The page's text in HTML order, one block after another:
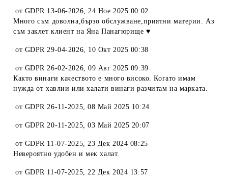
от GDPR 13-06-2026,24 Ное 2025 00:02
Много съм доволна,бързо обслужване,приятни материи. Аз
съм заклет клиент на Яна Панагюрище ♥️
от GDPR 29-04-2026, 10 Окт 2025 00:38
от GDPR 26-02-2026,09 Авг 2025 09:39
Както винаги качеството е много високо. Когато имам
нужда от хавлии или халати винаги разчитам на марката.
от GDPR 26-11-2025,08 Май 2025 10:24
от GDPR 20-11-2025,03 Май 2025 20:07
от GDPR 11-07-2025,23 Дек 2024 08:25
Невероятно удобен и мек халат.
от GDPR 11-07-2025,22 Дек 2024 13:57